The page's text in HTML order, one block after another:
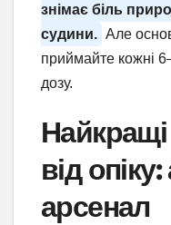
знімає біль
судини. Але
приймайте кожні
дозу.
від
арсенал